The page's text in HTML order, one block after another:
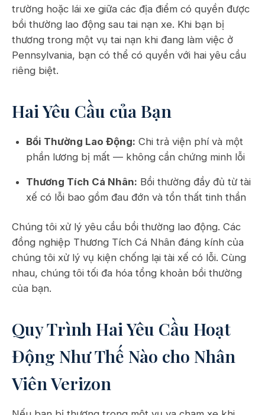
trường hoặc lái xe giữa các địa điểm có quyền được
bồi thường lao động sau tai nạn xe. Khi bạn bị
thương trong một vụ tai nạn khi đang làm việc ở
Pennsylvania, bạn có thể có quyền với hai yêu cầu
riêng biệt.
Hai Yêu Cầu của Bạn
Bồi Thường Lao Động: Chi trả viện phí và một
phần lương bị mất — không cần chứng minh lỗi
Thương Tích Cá Nhân: Bồi thường đầy đủ từ tài
xế có lỗi bao gồm đau đớn và tổn thất tinh thần
Chúng tôi xử lý yêu cầu bồi thường lao động. Các
đồng nghiệp Thương Tích Cá Nhân đáng kính của
chúng tôi xử lý vụ kiện chống lại tài xế có lỗi. Cùng
nhau, chúng tôi tối đa hóa tổng khoản bồi thường
của bạn.
Quy Trình Hai Yêu Cầu Hoạt
Động Như Thế Nào cho Nhân
Viên Verizon